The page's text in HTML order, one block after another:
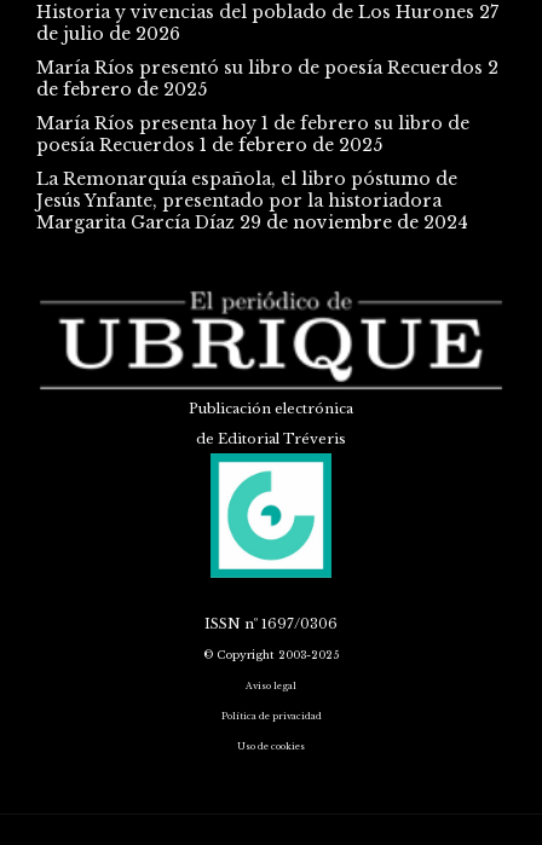
Historia y vivencias del poblado de Los Hurones 27
de julio de 2026
María Ríos presentó su libro de poesía Recuerdos 2
de febrero de 2025
María Ríos presenta hoy 1 de febrero su libro de
poesía Recuerdos 1 de febrero de 2025
La Remonarquía española, el libro póstumo de
Jesús Ynfante, presentado por la historiadora
Margarita García Díaz 29 de noviembre de 2024
Publicación electrónica
de Editorial Tréveris
ISSN nº 1697/0306
© Copyright 2003-2025
Aviso legal
Política de privacidad
Uso de cookies